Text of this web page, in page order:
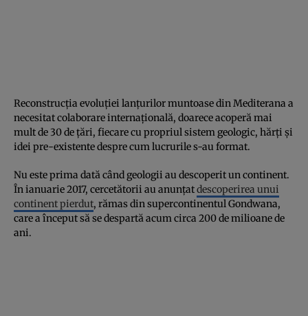
Reconstrucţia evoluţiei lanţurilor muntoase din Mediterana a
necesitat colaborare internaţională, doarece acoperă mai
mult de 30 de ţări, fiecare cu propriul sistem geologic, hărţi şi
idei pre-existente despre cum lucrurile s-au format.
Nu este prima dată când geologii au descoperit un continent.
În ianuarie 2017, cercetătorii au anunţatdescoperirea unui
continent pierdut, rămas din supercontinentul Gondwana,
care a început să se despartă acum circa 200 de milioane de
ani.